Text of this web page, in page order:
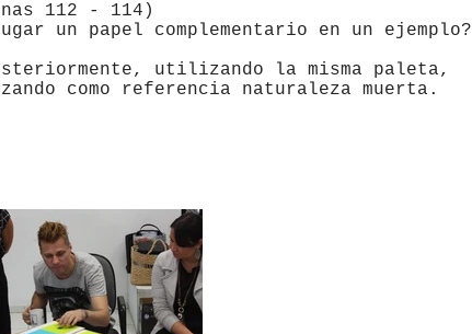
112 - 114)
un papel complementario en un ejemplo?
utilizando la misma paleta,
como referencia naturaleza muerta.